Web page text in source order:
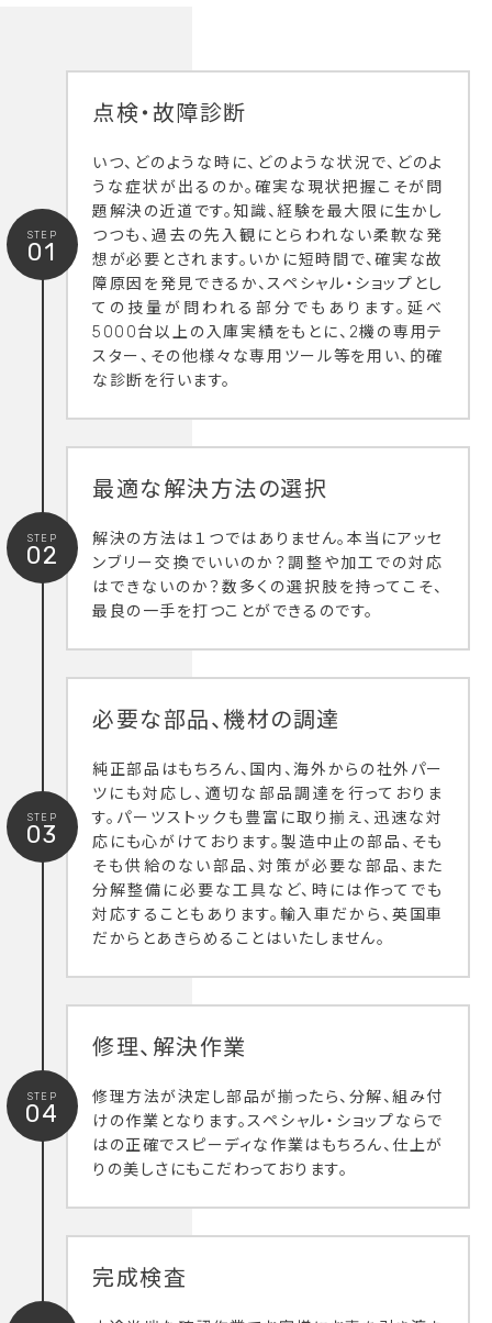
STEP
01
点検・故障診断
いつ、どのような時に、どのような状況で、どのよ
うな症状が出るのか。確実な現状把握こそが問
題解決の近道です。知識、経験を最大限に生かし
つつも、過去の先入観にとらわれない柔軟な発
想が必要とされます。いかに短時間で、確実な故
障原因を発見できるか、スペシャル・ショップとし
ての技量が問われる部分でもあります。延べ
5000台以上の入庫実績をもとに、2機の専用テ
スター、その他様々な専用ツール等を用い、的確
な診断を行います。
STEP
02
最適な解決方法の選択
解決の方法は１つではありません。本当にアッセ
ンブリー交換でいいのか？調整や加工での対応
はできないのか？数多くの選択肢を持ってこそ、
最良の一手を打つことができるのです。
STEP
03
必要な部品、機材の調達
純正部品はもちろん、国内、海外からの社外パー
ツにも対応し、適切な部品調達を行っておりま
す。パーツストックも豊富に取り揃え、迅速な対
応にも心がけております。製造中止の部品、そも
そも供給のない部品、対策が必要な部品、また
分解整備に必要な工具など、時には作ってでも
対応することもあります。輸入車だから、英国車
だからとあきらめることはいたしません。
STEP
04
修理、解決作業
修理方法が決定し部品が揃ったら、分解、組み付
けの作業となります。スペシャル・ショップならで
はの正確でスピーディな作業はもちろん、仕上が
りの美しさにもこだわっております。
完成検査